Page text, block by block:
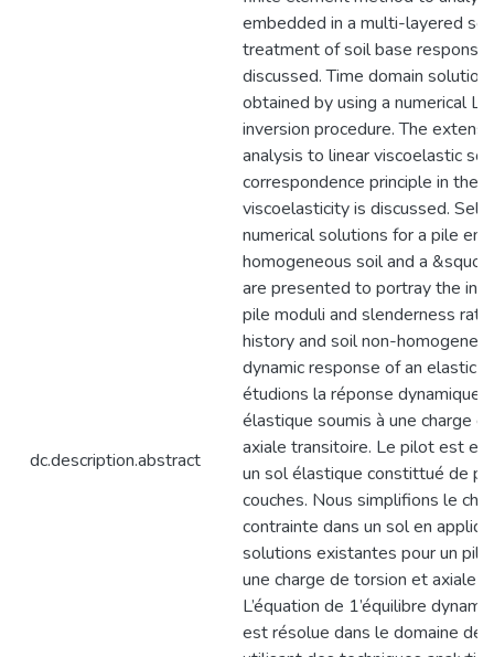
dc.description.abstract
embedded in a multi-layered
treatment of soil base response
discussed. Time domain
obtained by using a numerical
inversion procedure. The
analysis to linear viscoelastic
correspondence principle in the
viscoelasticity is discussed.
numerical solutions for a pile
homogeneous soil and a
are presented to portray the
pile moduli and slenderness
history and soil non-
dynamic response of an elastic
étudions la réponse dynamique
élastique soumis à une charge
axiale transitoire. Le pilot est
un sol élastique constittué de
couches. Nous simplifions le
contrainte dans un sol en
solutions existantes pour un
une charge de torsion et axiale
L’équation de 1’équilibre
est résolue dans le domaine de